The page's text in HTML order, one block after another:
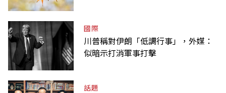
國際
川普稱對伊朗「低調行事」，外媒：
似暗示打消軍事打擊
話題